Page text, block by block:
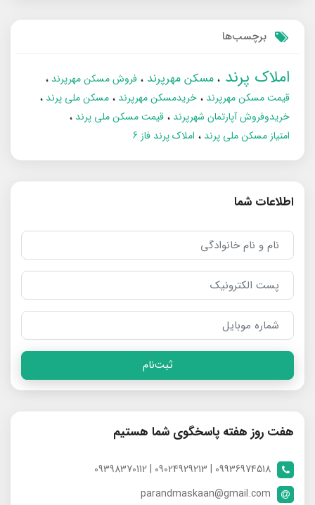
برچسب‌ها
املاک پرند مسکن مهرپرند
فروش مسکن مهرپرند
قیمت مسکن مهرپرند
خریدمسکن مهرپرند
مسکن ملی پرند
خریدوفروش آپارتمان شهرپرند
قیمت مسکن ملی پرند
امتیاز مسکن ملی پرند
املاک پرند فاز 6
اطلاعات شما
ثبت‌نام
هفت روز هفته پاسخگوی شما هستیم
09936974518 | 09024929213 | 09398370112
parandmaskaan@gmail.com